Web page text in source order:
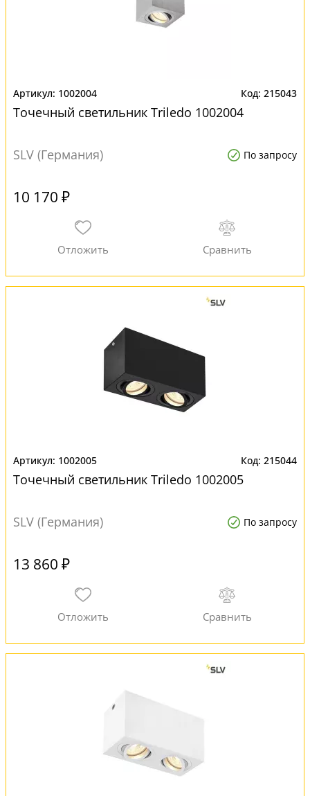
1002004 215043
Точечный светильник Triledo 1002004
SLV (Германия) По запросу
10 170 ₽
1002005 215044
Точечный светильник Triledo 1002005
SLV (Германия) По запросу
13 860 ₽